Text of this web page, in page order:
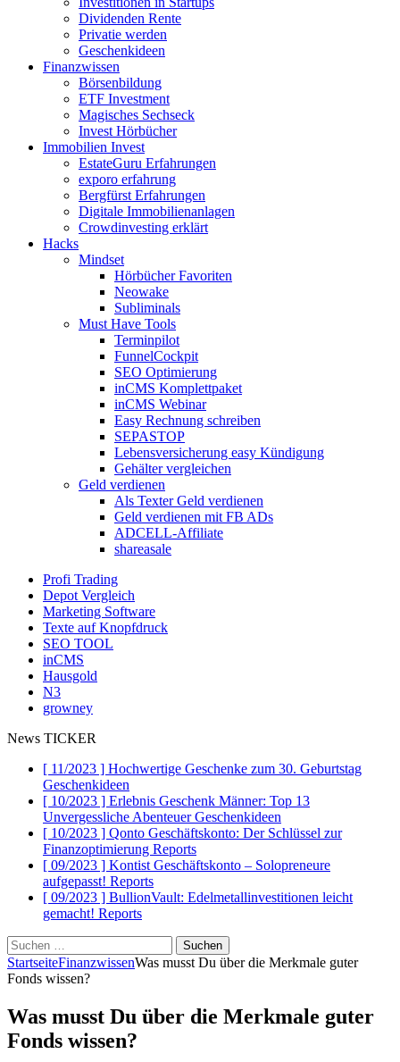
Dividenden Rente
Privatie werden
Geschenkideen
Finanzwissen
Börsenbildung
ETF Investment
Magisches Sechseck
Invest Hörbücher
Immobilien Invest
EstateGuru Erfahrungen
exporo erfahrung
Bergfürst Erfahrungen
Digitale Immobilienanlagen
Crowdinvesting erklärt
Hacks
Mindset
Hörbücher Favoriten
Neowake
Subliminals
Must Have Tools
Terminpilot
FunnelCockpit
SEO Optimierung
inCMS Komplettpaket
inCMS Webinar
Easy Rechnung schreiben
SEPASTOP
Lebensversicherung easy Kündigung
Gehälter vergleichen
Geld verdienen
Als Texter Geld verdienen
Geld verdienen mit FB ADs
ADCELL-Affiliate
shareasale
Profi Trading
Depot Vergleich
Marketing Software
Texte auf Knopfdruck
SEO TOOL
inCMS
Hausgold
N3
growney
News TICKER
[ 11/2023 ] Hochwertige Geschenke zum 30. Geburtstag
Geschenkideen
[ 10/2023 ] Erlebnis Geschenk Männer: Top 13
Unvergessliche AbenteuerGeschenkideen
[ 10/2023 ] Qonto Geschäftskonto: Der Schlüssel zur
Finanzoptimierung Reports
[ 09/2023 ] Kontist Geschäftskonto – Solopreneure
aufgepasst! Reports
[ 09/2023 ] BullionVault: Edelmetallinvestitionen leicht
gemacht! Reports
Suchen
nach:
StartseiteFinanzwissenWas musst Du über die Merkmale guter
Fonds wissen?
Was musst Du über die Merkmale guter
Fonds wissen?